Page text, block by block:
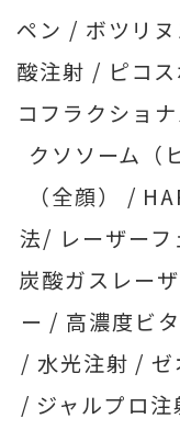
ペン / ボツリ
酸注射 / ピコ
コフラクショ
クソソーム（
（全顔） /
法/ レーザー
炭酸ガスレー
ー / 高濃度ビ
/ 水光注射 /
/ ジャルプロ